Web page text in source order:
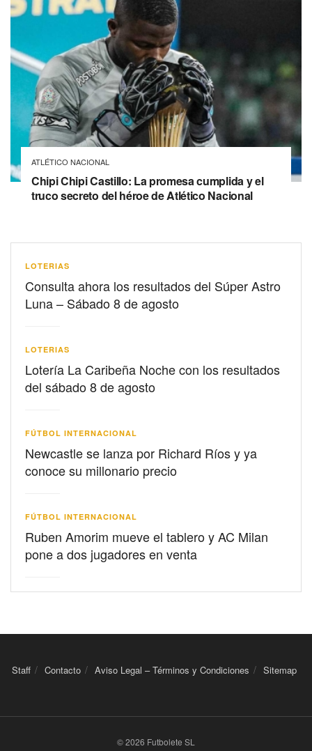
ATLÉTICO NACIONAL
Chipi Chipi Castillo: La promesa cumplida y el
truco secreto del héroe de Atlético Nacional
LOTERIAS
Consulta ahora los resultados del Súper Astro
Luna – Sábado 8 de agosto
LOTERIAS
Lotería La Caribeña Noche con los resultados
del sábado 8 de agosto
FÚTBOL INTERNACIONAL
Newcastle se lanza por Richard Ríos y ya
conoce su millonario precio
FÚTBOL INTERNACIONAL
Ruben Amorim mueve el tablero y AC Milan
pone a dos jugadores en venta
Staff Contacto Aviso Legal – Términos y Condiciones Sitemap
© 2026 Futbolete SL